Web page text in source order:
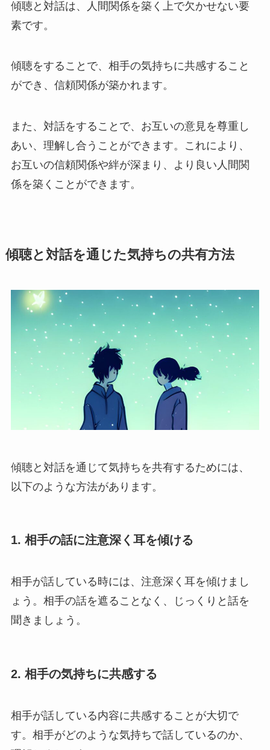
傾聴と対話は、人間関係を築く上で欠かせない要
素です。
傾聴をすることで、相手の気持ちに共感すること
ができ、信頼関係が築かれます。
また、対話をすることで、お互いの意見を尊重し
あい、理解し合うことができます。これにより、
お互いの信頼関係や絆が深まり、より良い人間関
係を築くことができます。
傾聴と対話を通じた気持ちの共有方法
傾聴と対話を通じて気持ちを共有するためには、
以下のような方法があります。
1. 相手の話に注意深く耳を傾ける
相手が話している時には、注意深く耳を傾けまし
ょう。相手の話を遮ることなく、じっくりと話を
聞きましょう。
2. 相手の気持ちに共感する
相手が話している内容に共感することが大切で
す。相手がどのような気持ちで話しているのか、